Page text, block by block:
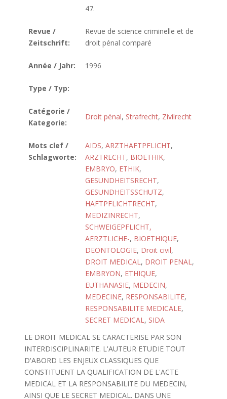
47.
Revue /
Zeitschrift:
Revue de science criminelle et de
droit pénal comparé
Année / Jahr: 1996
Type / Typ:
Catégorie /
Kategorie:
Droit pénal, Strafrecht, Zivilrecht
Mots clef /
Schlagworte:
AIDS, ARZTHAFTPFLICHT,
ARZTRECHT, BIOETHIK,
EMBRYO, ETHIK,
GESUNDHEITSRECHT,
GESUNDHEITSSCHUTZ,
HAFTPFLICHTRECHT,
MEDIZINRECHT,
SCHWEIGEPFLICHT,
AERZTLICHE-, BIOETHIQUE,
DEONTOLOGIE, Droit civil,
DROIT MEDICAL, DROIT PENAL,
EMBRYON, ETHIQUE,
EUTHANASIE, MEDECIN,
MEDECINE, RESPONSABILITE,
RESPONSABILITE MEDICALE,
SECRET MEDICAL, SIDA
LE DROIT MEDICAL SE CARACTERISE PAR SON
INTERDISCIPLINARITE. L'AUTEUR ETUDIE TOUT
D'ABORD LES ENJEUX CLASSIQUES QUE
CONSTITUENT LA QUALIFICATION DE L'ACTE
MEDICAL ET LA RESPONSABILITE DU MEDECIN,
AINSI QUE LE SECRET MEDICAL. DANS UNE